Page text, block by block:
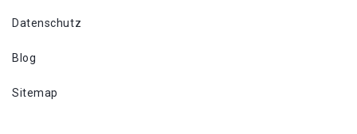
Datenschutz
Blog
Sitemap